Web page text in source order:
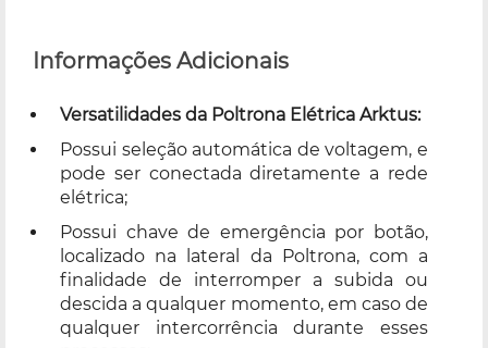
Informações Adicionais
Versatilidades da Poltrona Elétrica Arktus:
Possui seleção automática de voltagem, e
pode ser conectada diretamente a rede
elétrica;
Possui chave de emergência por botão,
localizado na lateral da Poltrona, com a
finalidade de interromper a subida ou
descida a qualquer momento, em caso de
qualquer intercorrência durante esses